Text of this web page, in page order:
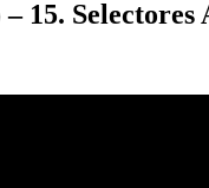
15. Selectores